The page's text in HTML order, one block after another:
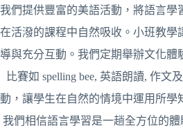
我們提供豐富的美語活動，將語言學
在活潑的課程中自然吸收。小班教學
導與充分互動。我們定期舉辦文化體
比賽如 spelling bee, 英語朗讀, 作文
動，讓學生在自然的情境中運用所學
我們相信語言學習是一趟全方位的